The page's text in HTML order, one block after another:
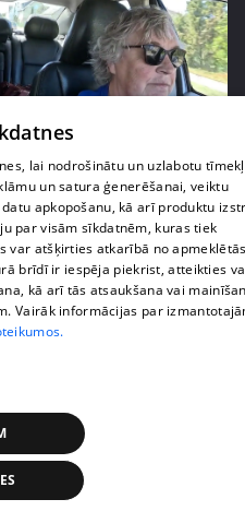
00:03:00
Margarita Kolosova
lai nodrošinātu un uzlabotu
un satura ģenerēšanai, veiktu
apkopošanu, kā arī produktu
par visām sīkdatnēm, kuras tiek
var atšķirties atkarībā no
brīdī ir iespēja piekrist, atteikties
kā arī tās atsaukšana vai
Vairāk informācijas par